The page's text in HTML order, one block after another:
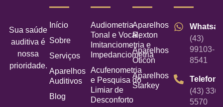
Sua saúde
auditiva é
nossa
prioridade.
Início
Sobre
Serviços
Aparelhos
Auditivos
Blog
Audiometria
Tonal e Vocal,
Imitanciometria e
Impedanciometria
Acufenometria
e Pesquisa do
Limiar de
Desconforto
Aparelhos
Rexton
Aparelhos
Oticon
Aparelhos
Starkey
(43)
99103-
8541
Telefone
(43)
5570